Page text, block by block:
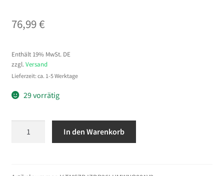
76,99€
Enthält 19% MwSt. DE
zzgl. Versand
Lieferzeit: ca. 1-5 Werktage
29 vorrätig
In den Warenkorb